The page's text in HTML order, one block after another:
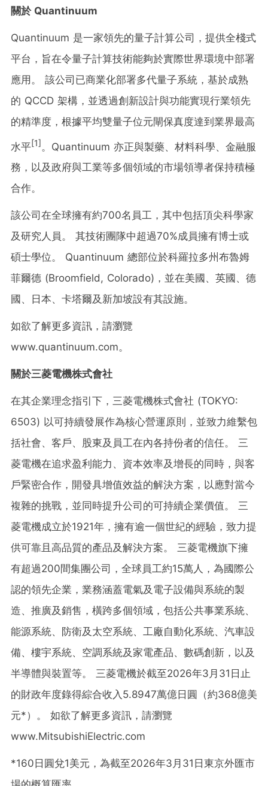
關於 Quantinuum
Quantinuum 是一家領先的量子計算公司，提供全棧式
平台，旨在令量子計算技術能夠於實際世界環境中部署
應用。 該公司已商業化部署多代量子系統，基於成熟
的 QCCD 架構，並透過創新設計與功能實現行業領先
的精準度，根據平均雙量子位元閘保真度達到業界最高
水平[1]。Quantinuum 亦正與製藥、材料科學、金融服
務，以及政府與工業等多個領域的市場領導者保持積極
合作。
該公司在全球擁有約700名員工，其中包括頂尖科學家
及研究人員。 其技術團隊中超過70%成員擁有博士或
碩士學位。 Quantinuum 總部位於科羅拉多州布魯姆
菲爾德 (Broomfield, Colorado)，並在美國、英國、德
國、日本、卡塔爾及新加坡設有其設施。
如欲了解更多資訊，請瀏覽
www.quantinuum.com。
關於三菱電機株式會社
在其企業理念指引下，三菱電機株式會社 (TOKYO:
6503) 以可持續發展作為核心營運原則，並致力維繫包
括社會、客戶、股東及員工在內各持份者的信任。 三
菱電機在追求盈利能力、資本效率及增長的同時，與客
戶緊密合作，開發具增值效益的解決方案，以應對當今
複雜的挑戰，並同時提升公司的可持續企業價值。 三
菱電機成立於1921年，擁有逾一個世紀的經驗，致力提
供可靠且高品質的產品及解決方案。 三菱電機旗下擁
有超過200間集團公司，全球員工約15萬人，為國際公
認的領先企業，業務涵蓋電氣及電子設備與系統的製
造、推廣及銷售，橫跨多個領域，包括公共事業系統、
能源系統、防衛及太空系統、工廠自動化系統、汽車設
備、樓宇系統、空調系統及家電產品、數碼創新，以及
半導體與裝置等。 三菱電機於截至2026年3月31日止
的財政年度錄得綜合收入5.8947萬億日圓（約368億美
元*）。 如欲了解更多資訊，請瀏覽
www.MitsubishiElectric.com
*160日圓兌1美元，為截至2026年3月31日東京外匯市